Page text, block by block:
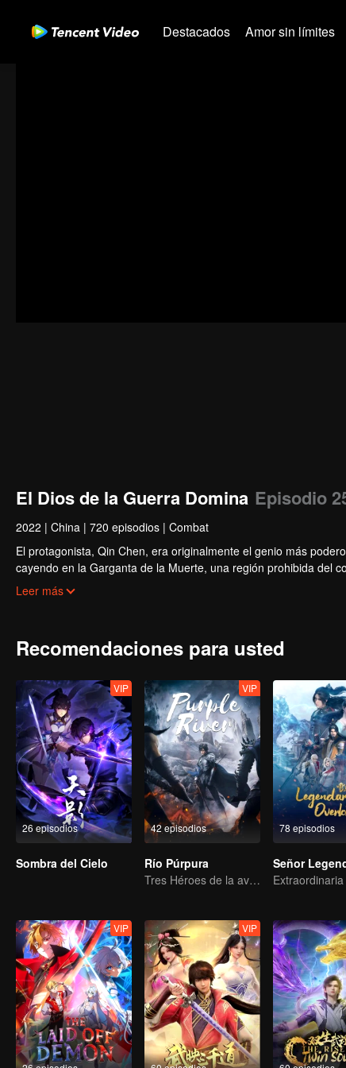
Destacados Amor sin límites
El Dios de la Guerra Domina Episodio
2022 | China | 720 episodios | Combat
El protagonista, Qin Chen, era originalmente el genio más
cayendo en la Garganta de la Muerte, una región prohibida del
misteriosa espada...
Leer más
Recomendaciones para usted
26 episodios
VIP
Sombra del Cielo
42 episodios
VIP
Río Púrpura
Tres Héroes de la aventura de Zichuan en el Continente Xichuan
78 episodios
Señor
VIP VIP